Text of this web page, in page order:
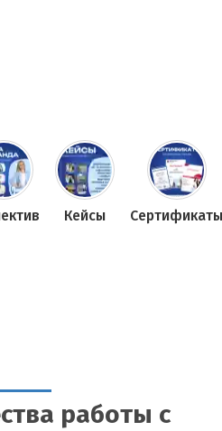
Кейсы Сертификаты
работы с